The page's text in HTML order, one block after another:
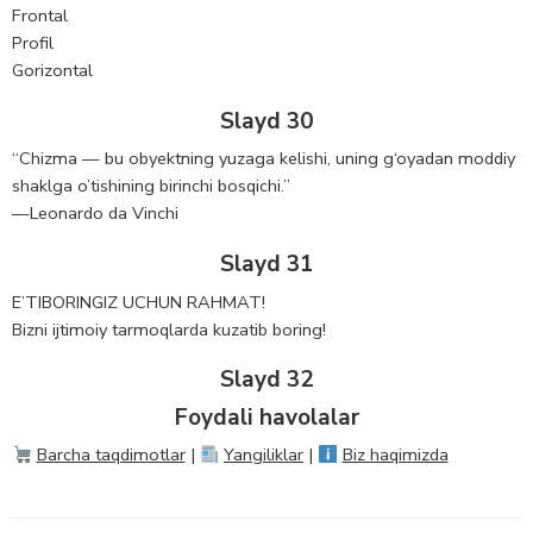
Frontal
Profil
Gorizontal
Slayd 30
“Chizma — bu obyektning yuzaga kelishi, uning g‘oyadan moddiy
shaklga o’tishining birinchi bosqichi.”
—Leonardo da Vinchi
Slayd 31
E’TIBORINGIZ UCHUN RAHMAT!
Bizni ijtimoiy tarmoqlarda kuzatib boring!
Slayd 32
Foydali havolalar
Barcha taqdimotlar| Yangiliklar | Biz haqimizda